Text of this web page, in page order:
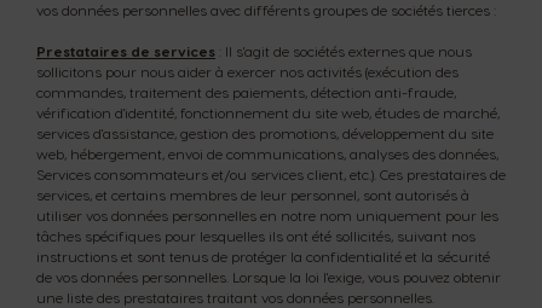
vos données personnelles avec différents groupes de sociétés tierces :
Prestataires de services
: Il s'agit de sociétés externes que nous
sollicitons pour nous aider à exercer nos activités (exécution des
commandes, traitement des paiements, détection anti-fraude,
vérification d'identité, fonctionnement du site web, études de marché,
services d'assistance, gestion des promotions, développement du site
web, hébergement, envoi de communications, analyses des données,
Services consommateurs et/ou services client, etc.). Ces prestataires de
services, et certains membres de leur personnel, sont autorisés à
utiliser vos données personnelles en notre nom uniquement pour les
tâches spécifiques pour lesquelles ils ont été sollicités, suivant nos
instructions et sont tenus de protéger la confidentialité et la sécurité
de vos données personnelles. Lorsque la loi l'exige, vous pouvez obtenir
une liste des prestataires traitant vos données personnelles.